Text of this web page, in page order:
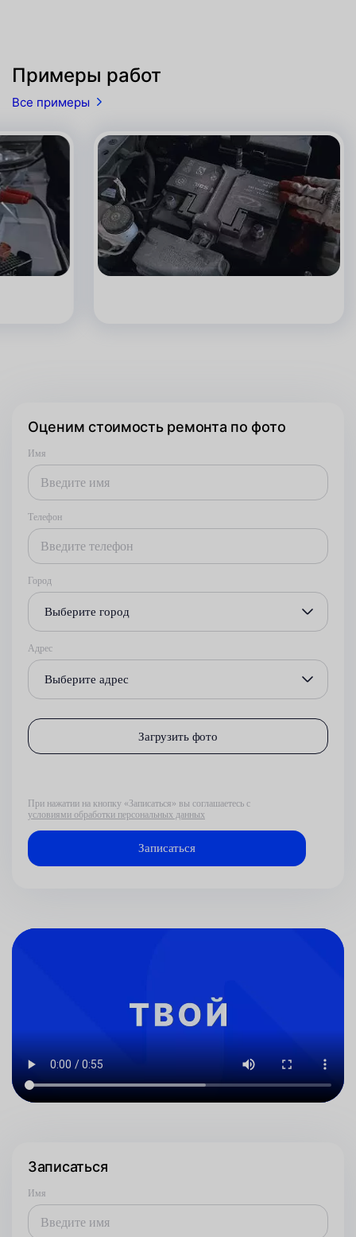
Примеры работ
Все примеры
Оценим стоимость ремонта по фото
Имя
Телефон
Город
Выберите город
Адрес
Выберите адрес
Загрузить фото
При нажатии на кнопку «Записаться» вы соглашаетесь с
условиями обработки персональных данных
Записаться
Имя